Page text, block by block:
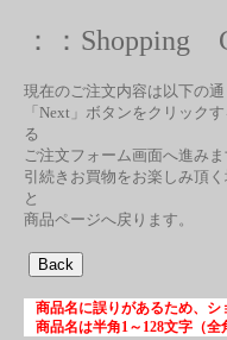
：：Shopping
現在のご注文内容は以下の通
「Next」ボタンをクリック
る
ご注文フォーム画面へ進みま
引続きお買物をお楽しみ頂
と
商品ページへ戻ります。
商品名に誤りがあるため、シ
商品名は半角1～128文字（全